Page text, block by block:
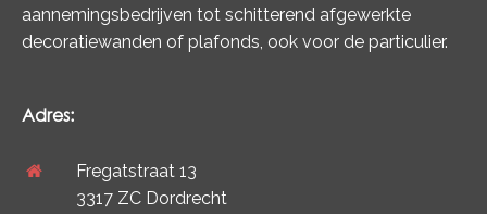
aannemingsbedrijven tot schitterend afgewerkte
decoratiewanden of plafonds, ook voor de particulier.
Adres:
Fregatstraat 13
3317 ZC Dordrecht